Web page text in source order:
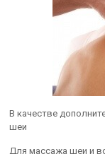
В качестве
шеи
Для массажа шеи и